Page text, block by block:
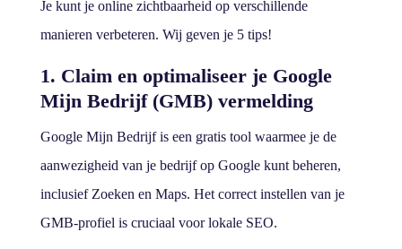
Je kunt je online zichtbaarheid op verschillende
manieren verbeteren. Wij geven je 5 tips!
1. Claim en optimaliseer je Google
Mijn Bedrijf (GMB) vermelding
Google Mijn Bedrijf is een gratis tool waarmee je de
aanwezigheid van je bedrijf op Google kunt beheren,
inclusief Zoeken en Maps. Het correct instellen van je
GMB-profiel is cruciaal voor lokale SEO.